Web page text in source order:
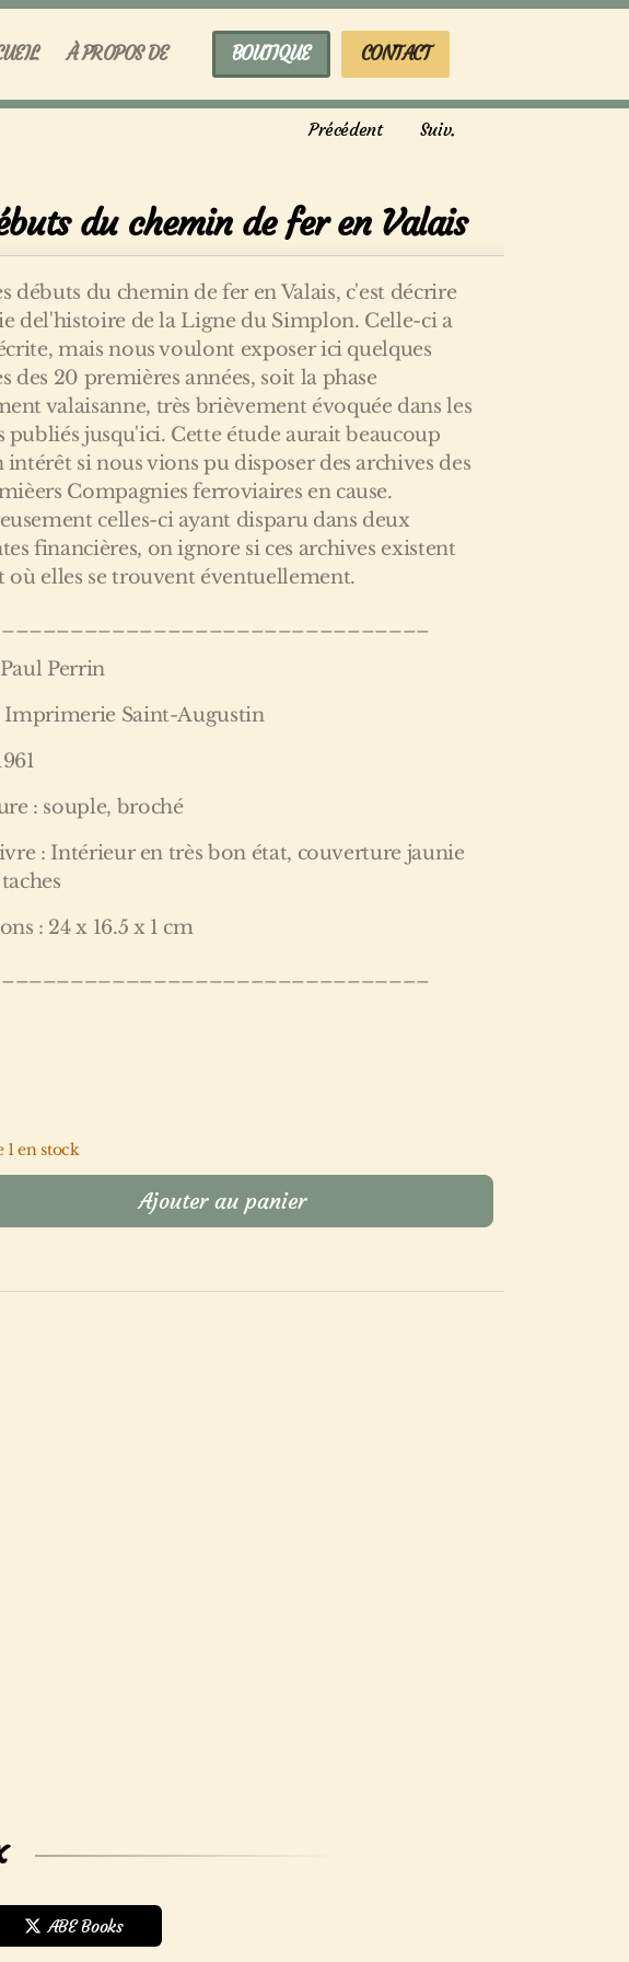
À PROPOS DE BOUTIQUE CONTACT
Précédent Suiv.
du chemin de fer en Valais
débuts du chemin de fer en Valais, c'est décrire
del'histoire de la Ligne du Simplon. Celle-ci a
mais nous voulont exposer ici quelques
des 20 premières années, soit la phase
valaisanne, très brièvement évoquée dans les
publiés jusqu'ici. Cette étude aurait beaucoup
intérêt si nous vions pu disposer des archives des
Compagnies ferroviaires en cause.
celles-ci ayant disparu dans deux
financières, on ignore si ces archives existent
où elles se trouvent éventuellement.
Perrin
Imprimerie Saint-Augustin
: souple, broché
: Intérieur en très bon état, couverture jaunie
: 24 x 16.5 x 1 cm
1 en stock
Ajouter au panier
ABE Books